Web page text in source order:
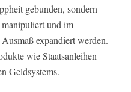
gebunden, sondern
und im
expandiert werden.
wie Staatsanleihen
Geldsystems.